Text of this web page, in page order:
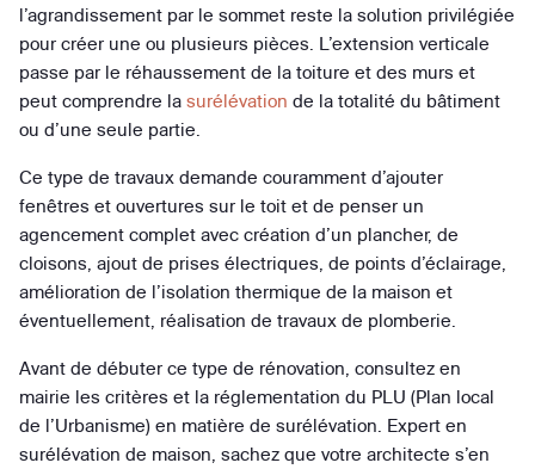
l’agrandissement par le sommet reste la solution privilégiée
pour créer une ou plusieurs pièces. L’extension verticale
passe par le réhaussement de la toiture et des murs et
peut comprendre la surélévation de la totalité du bâtiment
ou d’une seule partie.
Ce type de travaux demande couramment d’ajouter
fenêtres et ouvertures sur le toit et de penser un
agencement complet avec création d’un plancher, de
cloisons, ajout de prises électriques, de points d’éclairage,
amélioration de l’isolation thermique de la maison et
éventuellement, réalisation de travaux de plomberie.
Avant de débuter ce type de rénovation, consultez en
mairie les critères et la réglementation du PLU (Plan local
de l’Urbanisme) en matière de surélévation. Expert en
surélévation de maison, sachez que votre architecte s’en